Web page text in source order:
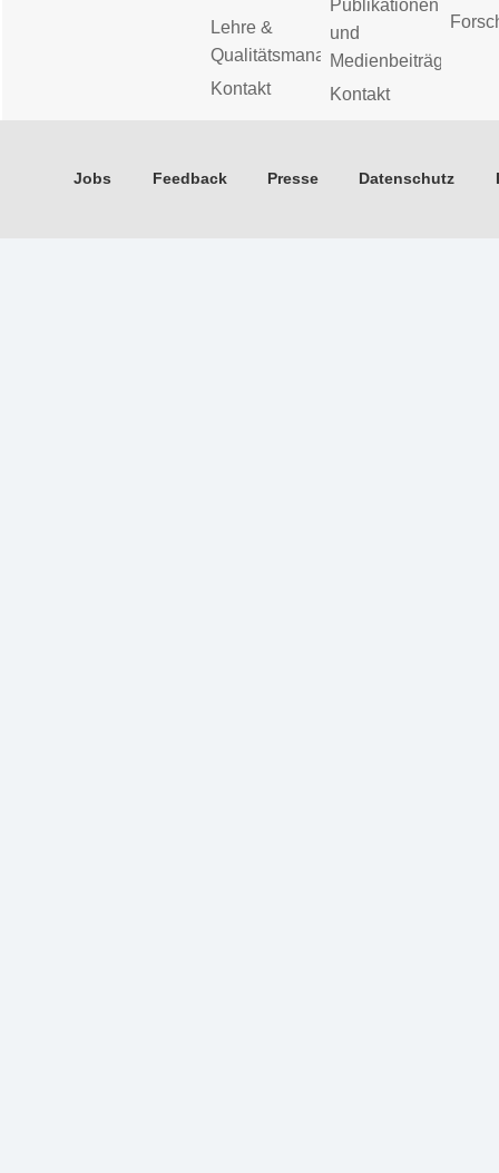
Lehre &
Qualitätsmanagement
Kontakt
Publikationen
und
Medienbeiträge
Kontakt
Jobs Feedback Presse Datenschutz